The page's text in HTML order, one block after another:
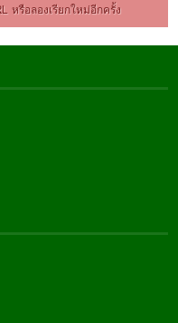
หรือลองเรียกใหม่อีกครั้ง